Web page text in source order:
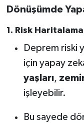
Dönüşümde
1. Risk
Deprem riski
için yapay
yaşları,
işleyebilir.
Bu sayede